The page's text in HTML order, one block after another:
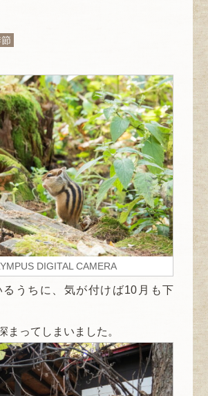
DIGITAL CAMERA
うちに、気が付けば10月も下
まってしまいました。